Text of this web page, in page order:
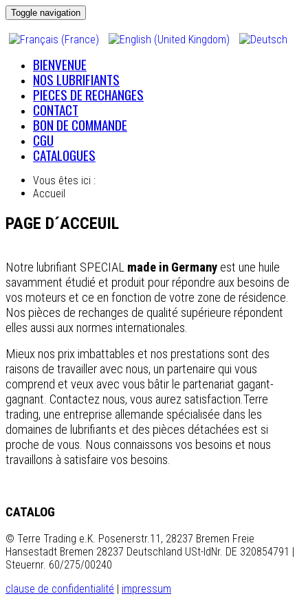
Toggle navigation
BIENVENUE
NOS LUBRIFIANTS
PIECES DE RECHANGES
CONTACT
BON DE COMMANDE
CGU
CATALOGUES
Vous êtes ici :
Accueil
PAGE D´ACCEUIL
Notre lubrifiant SPECIAL made in Germany est une huile
savamment étudié et produit pour répondre aux besoins de
vos moteurs et ce en fonction de votre zone de résidence.
Nos pièces de rechanges de qualité supérieure répondent
elles aussi aux normes internationales.
Mieux nos prix imbattables et nos prestations sont des
raisons de travailler avec nous, un partenaire qui vous
comprend et veux avec vous bâtir le partenariat gagant-
gagnant. Contactez nous, vous aurez satisfaction.Terre
trading, une entreprise allemande spécialisée dans les
domaines de lubrifiants et des pièces détachées est si
proche de vous. Nous connaissons vos besoins et nous
travaillons à satisfaire vos besoins.
CATALOG
© Terre Trading e.K. Posenerstr.11, 28237 Bremen Freie
Hansestadt Bremen 28237 Deutschland USt-IdNr. DE 320854791 |
Steuernr. 60/275/00240
clause de confidentialité
impressum